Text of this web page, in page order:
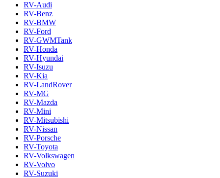
RV-Audi
RV-Benz
RV-BMW
RV-Ford
RV-GWMTank
RV-Honda
RV-Hyundai
RV-Isuzu
RV-Kia
RV-LandRover
RV-MG
RV-Mazda
RV-Mini
RV-Mitsubishi
RV-Nissan
RV-Porsche
RV-Toyota
RV-Volkswagen
RV-Volvo
RV-Suzuki